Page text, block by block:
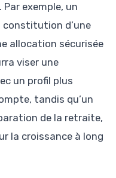
exemple, un
constitution d’une
allocation sécurisée
viser une
un profil plus
tandis qu’un
de la retraite,
la croissance à long